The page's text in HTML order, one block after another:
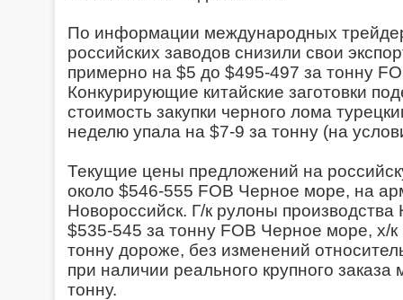
По информации международных
российских заводов снизили свои
примерно на $5 до $495-497 за тонну
Конкурирующие китайские заготовки
стоимость закупки черного лома
неделю упала на $7-9 за тонну (на
Текущие цены предложений на
около $546-555 FOB Черное море, на
Новороссийск. Г/к рулоны
$535-545 за тонну FOB Черное море, х/
тонну дороже, без изменений
при наличии реального крупного заказа
тонну.